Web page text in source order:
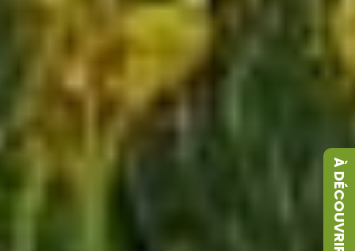
À DÉCOUVRIR